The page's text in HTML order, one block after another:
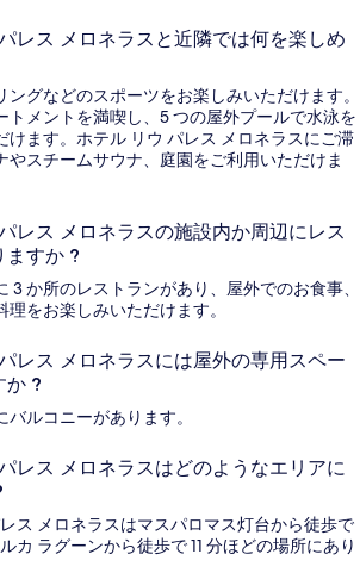
レス メロネラスと近隣では何を楽しめ
ングなどのスポーツをお楽しみいただけます。
トメントを満喫し、5 つの屋外プールで水泳を
けます。ホテル リウ パレス メロネラスにご滞
やスチームサウナ、庭園をご利用いただけま
レス メロネラスの施設内か周辺にレス
ますか ?
3 か所のレストランがあり、屋外でのお食事、
理をお楽しみいただけます。
レス メロネラスには屋外の専用スペー
か ?
バルコニーがあります。
レス メロネラスはどのようなエリアに
ス メロネラスはマスパロマス灯台から徒歩で
カ ラグーンから徒歩で 11 分ほどの場所にあり